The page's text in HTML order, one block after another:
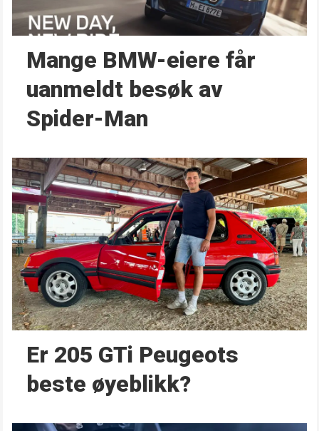
Mange BMW-eiere får
uanmeldt besøk av
Spider-Man
Er 205 GTi Peugeots
beste øyeblikk?